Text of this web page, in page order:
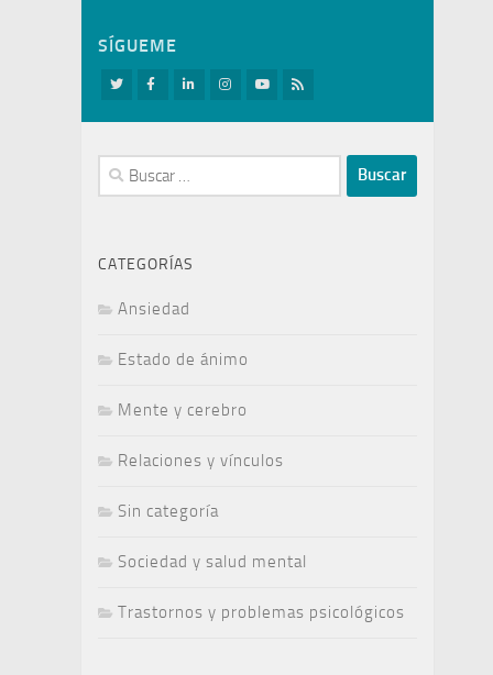
SÍGUEME
Buscar:
CATEGORÍAS
Ansiedad
Estado de ánimo
Mente y cerebro
Relaciones y vínculos
Sin categoría
Sociedad y salud mental
Trastornos y problemas psicológicos